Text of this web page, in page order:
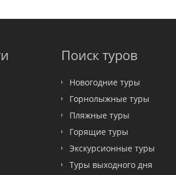
Поиск туров
Новогодние туры
Горнолыжные туры
Пляжные туры
Горящие туры
Экскурсионные туры
Туры выходного дня